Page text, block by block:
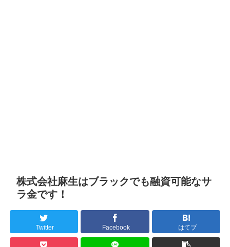
株式会社麻生はブラックでも融資可能なサ
ラ金です！
Twitter Facebook はてブ